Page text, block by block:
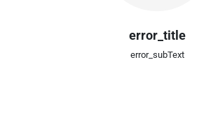
error_title
error_subText